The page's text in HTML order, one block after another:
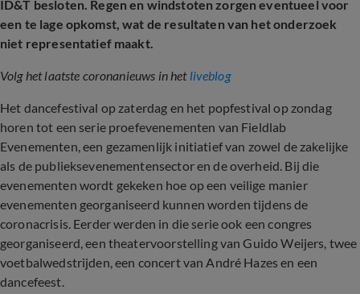
ID&T besloten. Regen en windstoten zorgen eventueel voor
een te lage opkomst, wat de resultaten van het onderzoek
niet representatief maakt.
Volg het laatste coronanieuws in het liveblog
Het dancefestival op zaterdag en het popfestival op zondag
horen tot een serie proefevenementen van Fieldlab
Evenementen, een gezamenlijk initiatief van zowel de zakelijke
als de publieksevenementensector en de overheid. Bij die
evenementen wordt gekeken hoe op een veilige manier
evenementen georganiseerd kunnen worden tijdens de
coronacrisis. Eerder werden in die serie ook een congres
georganiseerd, een theatervoorstelling van Guido Weijers, twee
voetbalwedstrijden, een concert van André Hazes en een
dancefeest.